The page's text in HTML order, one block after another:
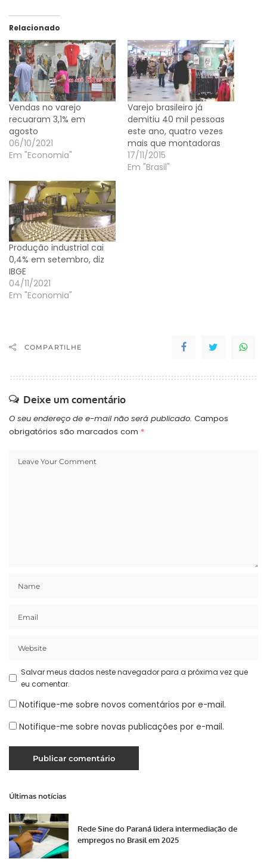
Relacionado
Vendas no varejo
recuaram 3,1% em
agosto
06/10/2021
Em "Economia"
Varejo brasileiro já
demitiu 40 mil pessoas
este ano, quatro vezes
mais que montadoras
17/11/2015
Em "Brasil"
Produção industrial cai
0,4% em setembro, diz
IBGE
04/11/2021
Em "Economia"
COMPARTILHE
Deixe um comentário
O seu endereço de e-mail não será publicado. Campos
obrigatórios são marcados com *
Salvar meus dados neste navegador para a próxima vez que
eu comentar.
Notifique-me sobre novos comentários por e-mail.
Notifique-me sobre novas publicações por e-mail.
Últimas notícias
Rede Sine do Paraná lidera intermediação de
empregos no Brasil em 2025